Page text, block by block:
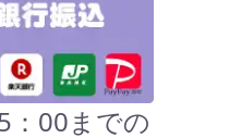
：00までの